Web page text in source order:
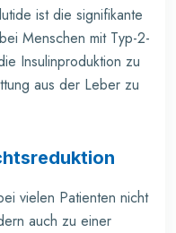
ist die signifikante
Menschen mit Typ-2-
Insulinproduktion zu
aus der Leber zu
vielen Patienten nicht
auch zu einer